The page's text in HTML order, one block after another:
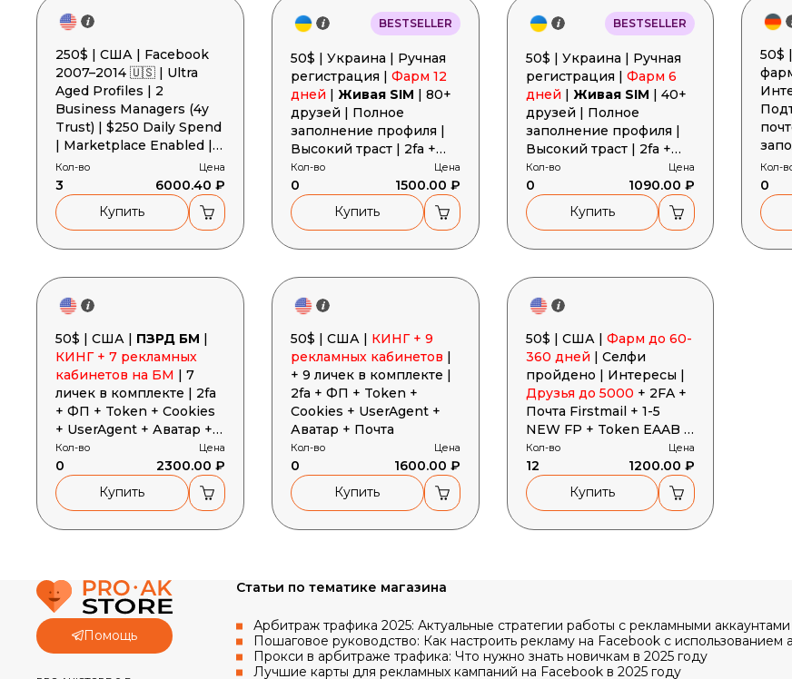
250$ | США | Facebook
2007–2014 🇺🇸 | Ultra
Aged Profiles | 2
Business Managers (4y
Trust) | $250 Daily Spend
| Marketplace Enabled |
2FA | Gender MIX
Кол-во
3
Цена
6000.40 ₽
Купить
BESTSELLER
50$ | Украина | Ручная
регистрация | Фарм 12
дней | Живая SIM | 80+
друзей | Полное
заполнение профиля |
Высокий траст | 2fa +
Cookies + User-Agent +
Токен
Кол-во
0
Цена
1500.00 ₽
Купить
BESTSELLER
50$ | Украина | Ручная
регистрация | Фарм 6
дней | Живая SIM | 40+
друзей | Полное
заполнение профиля |
Высокий траст | 2fa +
Cookies + User-Agent +
Токен
Кол-во
0
Цена
1090.00 ₽
Купить
50$
2FA
Кол-
0
50$ | США | ПЗРД БМ |
КИНГ + 7 рекламных
кабинетов на БМ | 7
личек в комплекте | 2fa
+ ФП + Token + Cookies
+ UserAgent + Аватар +
Почта
Кол-во
0
Цена
2300.00 ₽
Купить
50$ | США | КИНГ + 9
рекламных кабинетов |
+ 9 личек в комплекте |
2fa + ФП + Token +
Cookies + UserAgent +
Аватар + Почта
Кол-во
0
Цена
1600.00 ₽
Купить
50$ | США | Фарм до 60-
360 дней | Селфи
пройдено | Интересы |
Друзья до 5000 + 2FA +
Почта Firstmail + 1-5
NEW FP + Token EAAB +
Cookies + User-Agent +
Developers
Кол-во
12
Цена
1200.00 ₽
Купить
Помощь
Статьи по тематике магазина
Арбитраж трафика 2025: Актуальные стратегии работы с рекламными
Google
Пошаговое руководство: Как настроить рекламу на Facebook с использованием
Прокси в арбитраже трафика: Что нужно знать новичкам в 2025 году
Лучшие карты для рекламных кампаний на Facebook в 2025 году